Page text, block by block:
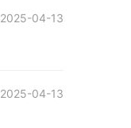
2025-04-13
2025-04-13